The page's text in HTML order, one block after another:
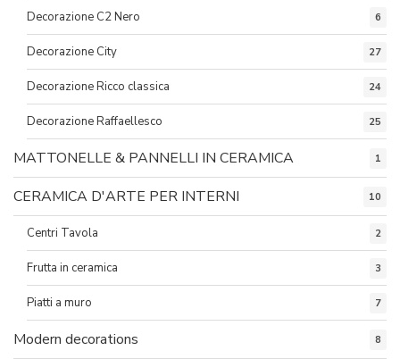
Decorazione C2 Nero 6
Decorazione City 27
Decorazione Ricco classica 24
Decorazione Raffaellesco 25
MATTONELLE & PANNELLI IN CERAMICA 1
CERAMICA D'ARTE PER INTERNI 10
Centri Tavola 2
Frutta in ceramica 3
Piatti a muro 7
Modern decorations 8